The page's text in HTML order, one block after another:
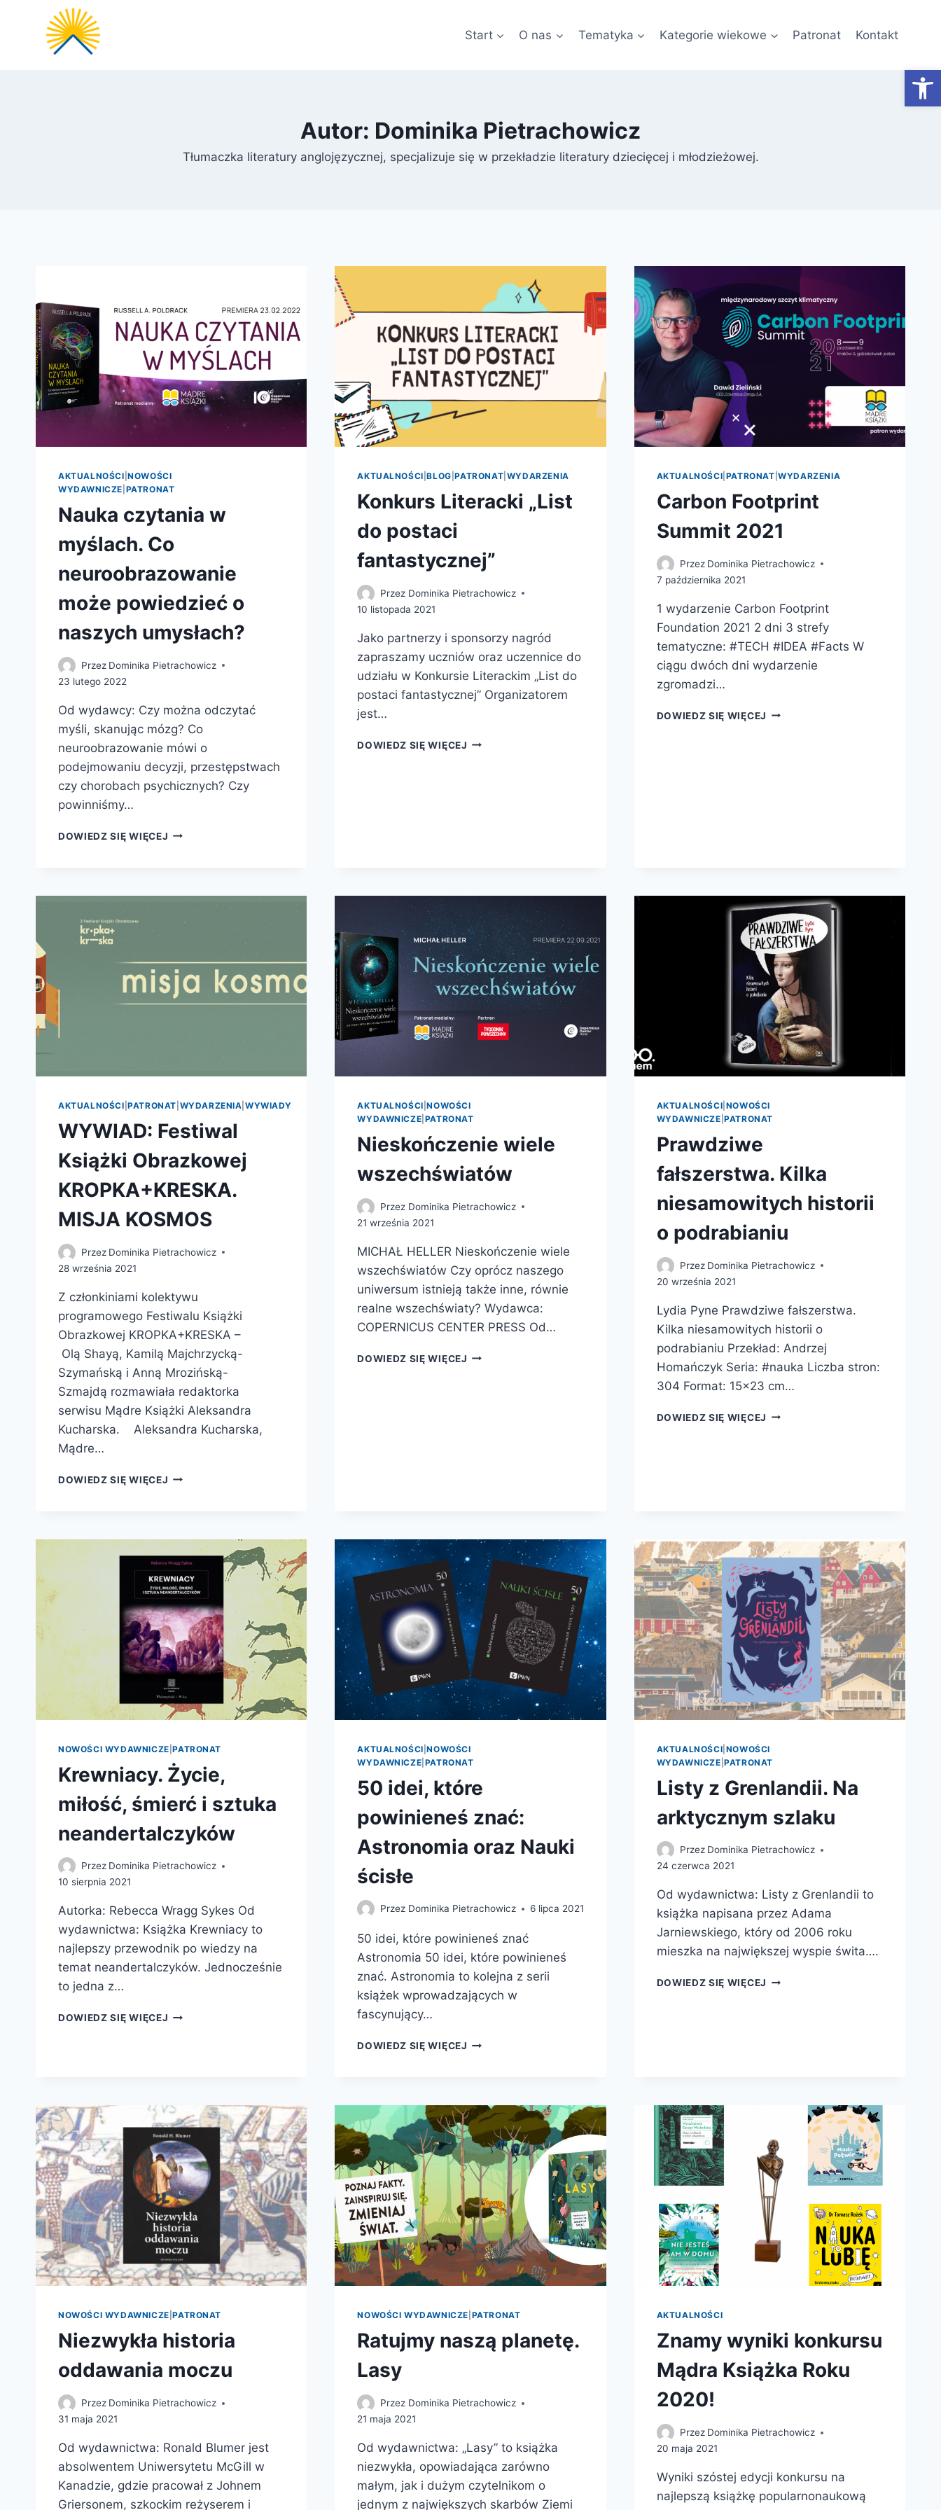
Start O nas Tematyka Kategorie wiekowe Patronat Kontakt
Autor: Dominika Pietrachowicz
Tłumaczka literatury anglojęzycznej, specjalizuje się w przekładzie literatury dziecięcej i młodzieżowej.
AKTUALNOŚCI |NOWOŚCI
WYDAWNICZE PATRONAT
Nauka czytania w
myślach. Co
neuroobrazowanie
może powiedzieć o
naszych umysłach?
Przez Dominika Pietrachowicz
23 lutego 2022
Od wydawcy: Czy można odczytać
myśli, skanując mózg? Co
neuroobrazowanie mówi o
podejmowaniu decyzji, przestępstwach
czy chorobach psychicznych? Czy
powinniśmy…
DOWIEDZ SIĘ WIĘCEJ NAUKA
NEUROOBRAZOWANIE
NASZYCH
UMYSŁACH?
AKTUALNOŚCI |BLOG |PATRONAT WYDARZENIA
Konkurs Literacki „List
do postaci
fantastycznej”
Przez Dominika Pietrachowicz
10 listopada 2021
Jako partnerzy i sponsorzy nagród
zapraszamy uczniów oraz uczennice do
udziału w Konkursie Literackim „List do
postaci fantastycznej” Organizatorem
jest…
DOWIEDZ SIĘ WIĘCEJ KONKURS
AKTUALNOŚCI PATRONAT |WYDARZENIA
Carbon Footprint
Summit 2021
Przez Dominika Pietrachowicz
7 października 2021
1 wydarzenie Carbon Footprint
Foundation 2021 2 dni 3 strefy
tematyczne: #TECH #IDEA #Facts W
ciągu dwóch dni wydarzenie
zgromadzi…
DOWIEDZ SIĘ WIĘCEJ CARBON
AKTUALNOŚCI |PATRONAT WYDARZENIA |WYWIADY
WYWIAD: Festiwal
Książki Obrazkowej
KROPKA+KRESKA.
MISJA KOSMOS
Przez Dominika Pietrachowicz
28 września 2021
Z członkiniami kolektywu
programowego Festiwalu Książki
Obrazkowej KROPKA+KRESKA –
Olą Shayą, Kamilą Majchrzycką-
Szymańską i Anną Mrozińską-
Szmajdą rozmawiała redaktorka
serwisu Mądre Książki Aleksandra
Kucharska. Aleksandra Kucharska,
Mądre…
DOWIEDZ SIĘ WIĘCEJ WYWIAD:
MISJA
KOSMOS
AKTUALNOŚCI |NOWOŚCI
WYDAWNICZE PATRONAT
Nieskończenie wiele
wszechświatów
Przez Dominika Pietrachowicz
21 września 2021
MICHAŁ HELLER Nieskończenie wiele
wszechświatów Czy oprócz naszego
uniwersum istnieją także inne, równie
realne wszechświaty? Wydawca:
COPERNICUS CENTER PRESS Od…
DOWIEDZ SIĘ WIĘCEJ NIESKOŃCZENIE
AKTUALNOŚCI NOWOŚCI
WYDAWNICZE |PATRONAT
Prawdziwe
fałszerstwa. Kilka
niesamowitych historii
o podrabianiu
Przez Dominika Pietrachowicz
20 września 2021
Lydia Pyne Prawdziwe fałszerstwa.
Kilka niesamowitych historii o
podrabianiu Przekład: Andrzej
Homańczyk Seria: #nauka Liczba stron:
304 Format: 15×23 cm…
DOWIEDZ SIĘ WIĘCEJ PRAWDZIWE
NOWOŚCI WYDAWNICZE |PATRONAT
Krewniacy. Życie,
miłość, śmierć i sztuka
neandertalczyków
Przez Dominika Pietrachowicz
10 sierpnia 2021
Autorka: Rebecca Wragg Sykes Od
wydawnictwa: Książka Krewniacy to
najlepszy przewodnik po wiedzy na
temat neandertalczyków. Jednocześnie
to jedna z…
DOWIEDZ SIĘ WIĘCEJ KREWNIACY.
NEANDERTALCZYKÓW
AKTUALNOŚCI |NOWOŚCI
WYDAWNICZE PATRONAT
50 idei, które
powinieneś znać:
Astronomia oraz Nauki
ścisłe
Przez Dominika Pietrachowicz 6 lipca 2021
50 idei, które powinieneś znać
Astronomia 50 idei, które powinieneś
znać. Astronomia to kolejna z serii
książek wprowadzających w
fascynujący…
DOWIEDZ SIĘ WIĘCEJ 50
ASTRONOMIA
ORAZ
NAUKI
ŚCISŁE
AKTUALNOŚCI NOWOŚCI
WYDAWNICZE |PATRONAT
Listy z Grenlandii. Na
arktycznym szlaku
Przez Dominika Pietrachowicz
24 czerwca 2021
Od wydawnictwa: Listy z Grenlandii to
książka napisana przez Adama
Jarniewskiego, który od 2006 roku
mieszka na największej wyspie świta….
DOWIEDZ SIĘ WIĘCEJ LISTY
NOWOŚCI WYDAWNICZE |PATRONAT
Niezwykła historia
oddawania moczu
Przez Dominika Pietrachowicz
31 maja 2021
Od wydawnictwa: Ronald Blumer jest
absolwentem Uniwersytetu McGill w
Kanadzie, gdzie pracował z Johnem
Griersonem, szkockim reżyserem i
NOWOŚCI WYDAWNICZE PATRONAT
Ratujmy naszą planetę.
Lasy
Przez Dominika Pietrachowicz
21 maja 2021
Od wydawnictwa: „Lasy” to książka
niezwykła, opowiadająca zarówno
małym, jak i dużym czytelnikom o
jednym z największych skarbów Ziemi
AKTUALNOŚCI
Znamy wyniki konkursu
Mądra Książka Roku
2020!
Przez Dominika Pietrachowicz
20 maja 2021
Wyniki szóstej edycji konkursu na
najlepszą książkę popularnonaukową